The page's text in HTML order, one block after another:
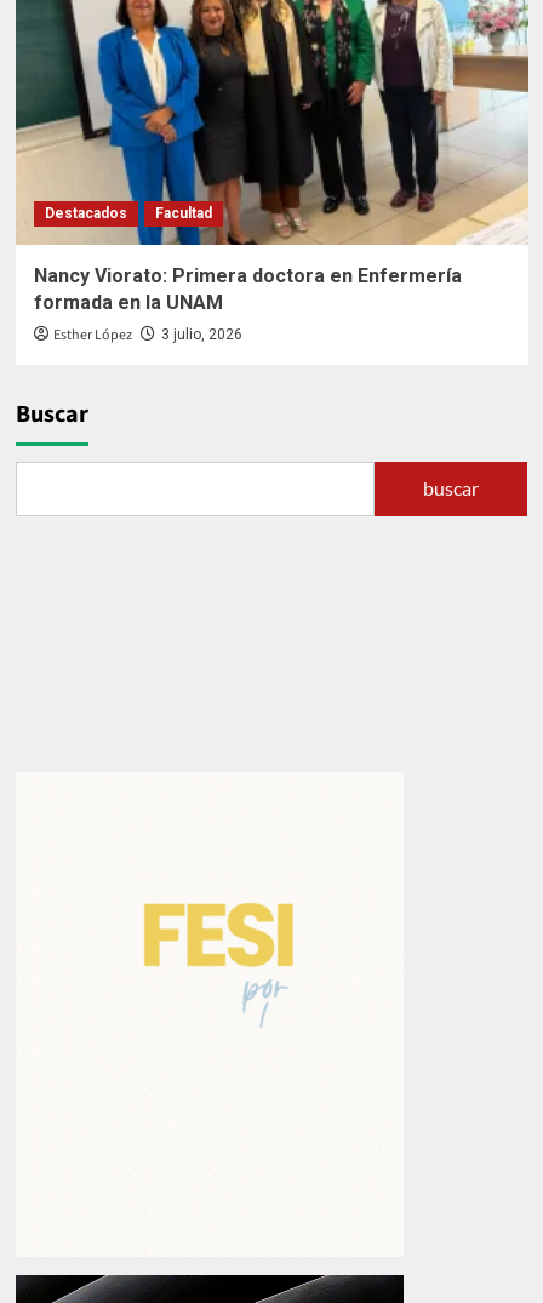
Destacados Facultad
Nancy Viorato: Primera doctora en Enfermería
formada en la UNAM
Esther López 3 julio, 2026
Buscar
buscar